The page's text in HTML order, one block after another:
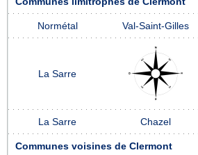
Normétal Val-Saint-Gilles
La Sarre
La Sarre Chazel
Communes voisines de Clermont